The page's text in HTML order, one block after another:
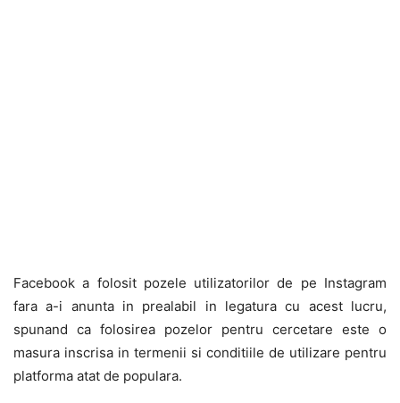
Facebook a folosit pozele utilizatorilor de pe Instagram
fara a-i anunta in prealabil in legatura cu acest lucru,
spunand ca folosirea pozelor pentru cercetare este o
masura inscrisa in termenii si conditiile de utilizare pentru
platforma atat de populara.